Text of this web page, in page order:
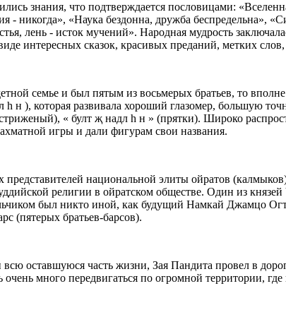
что подтверждается пословицами:
- никогда», «Наука бездонна, дружба беспредельна»,
лень - исток мучений». Народная мудрость
интересных сказок, красивых преданий, метких
и был пятым из восьмерых братьев, то вполне
н ), которая развивала хороший глазомер, большую
« булт җ надл h н » (прятки). Широко
игры и дали фигурам свои названия.
национальной элиты ойратов (калмыков).
религии в ойратском обществе. Один из
был никто иной, как будущий Намкай Джамцо
(пятерых братьев-барсов).
часть жизни, Зая Пандита провел в
много передвигаться по огромной территории,